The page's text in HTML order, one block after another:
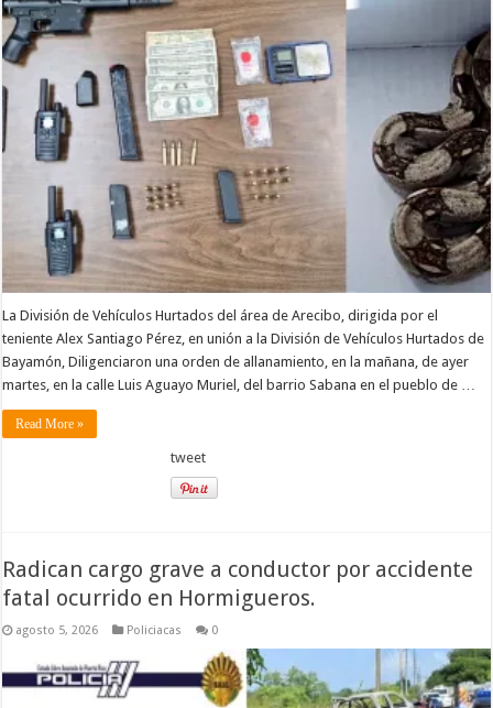
La División de Vehículos Hurtados del área de Arecibo, dirigida por el
teniente Alex Santiago Pérez, en unión a la División de Vehículos Hurtados de
Bayamón, Diligenciaron una orden de allanamiento, en la mañana, de ayer
martes, en la calle Luis Aguayo Muriel, del barrio Sabana en el pueblo de …
Read More »
tweet
Radican cargo grave a conductor por accidente
fatal ocurrido en Hormigueros.
agosto 5, 2026 Policiacas 0